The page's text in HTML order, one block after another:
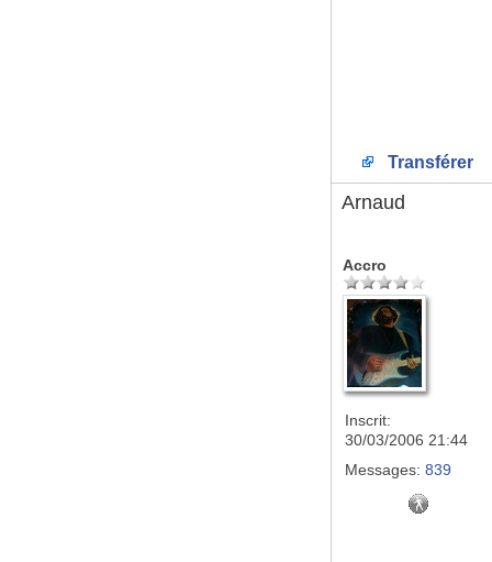
Transférer
Arnaud
Accro
Inscrit:
30/03/2006 21:44
Messages: 839